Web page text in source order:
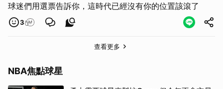
球迷們用選票告訴你，這時代已經沒有你的位置該滾了
3
查看更多
NBA焦點球星